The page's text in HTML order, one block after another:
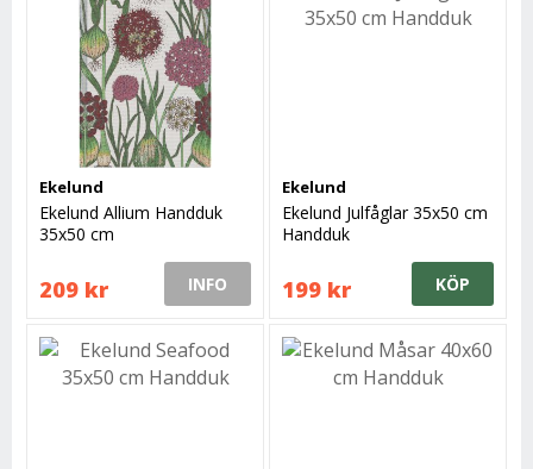
Ekelund
Ekelund Allium Handduk
35x50 cm
209 kr INFO
Ekelund
Ekelund Julfåglar 35x50 cm
Handduk
199 kr KÖP